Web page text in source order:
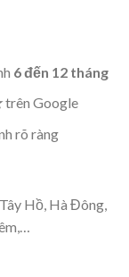
6 đến 12 tháng
trên Google
rõ ràng
Hồ, Hà Đông,